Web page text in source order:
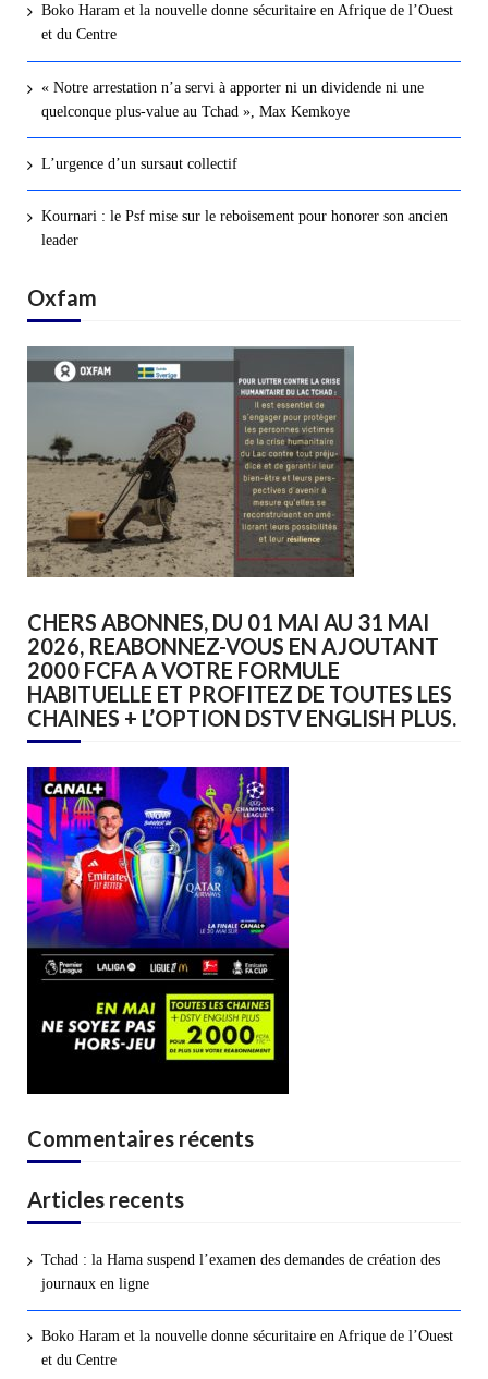
Boko Haram et la nouvelle donne sécuritaire en Afrique de l’Ouest
et du Centre
« Notre arrestation n’a servi à apporter ni un dividende ni une
quelconque plus-value au Tchad », Max Kemkoye
L’urgence d’un sursaut collectif
Kournari : le Psf mise sur le reboisement pour honorer son ancien
leader
Oxfam
CHERS ABONNES, DU 01 MAI AU 31 MAI
2026, REABONNEZ-VOUS EN AJOUTANT
2000 FCFA A VOTRE FORMULE
HABITUELLE ET PROFITEZ DE TOUTES LES
CHAINES + L’OPTION DSTV ENGLISH PLUS.
Commentaires récents
Articles recents
Tchad : la Hama suspend l’examen des demandes de création des
journaux en ligne
Boko Haram et la nouvelle donne sécuritaire en Afrique de l’Ouest
et du Centre